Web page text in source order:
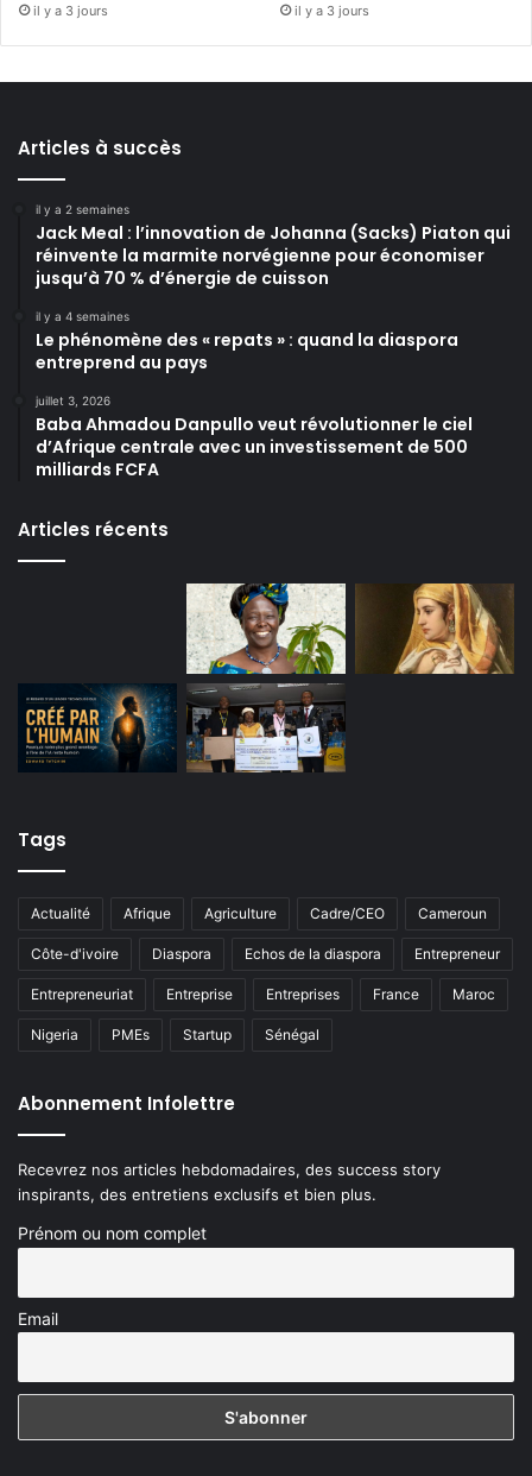
il y a 3 jours il y a 3 jours
Articles à succès
il y a 2 semaines
Jack Meal : l’innovation de Johanna (Sacks) Piaton qui
réinvente la marmite norvégienne pour économiser
jusqu’à 70 % d’énergie de cuisson
il y a 4 semaines
Le phénomène des « repats » : quand la diaspora
entreprend au pays
juillet 3, 2026
Baba Ahmadou Danpullo veut révolutionner le ciel
d’Afrique centrale avec un investissement de 500
milliards FCFA
Articles récents
Tags
Actualité Afrique Agriculture Cadre/CEO Cameroun
Côte-d'ivoire Diaspora Echos de la diaspora Entrepreneur
Entrepreneuriat Entreprise Entreprises France Maroc
Nigeria PMEs Startup Sénégal
Abonnement Infolettre
Recevrez nos articles hebdomadaires, des success story
inspirants, des entretiens exclusifs et bien plus.
Prénom ou nom complet
Email